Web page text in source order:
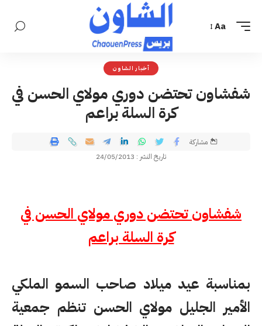
Aa
أخبار الشاون
شفشاون تحتضن دوري مولاي الحسن في
كرة السلة براعم
تاريخ النشر : 24/05/2013
مشاركة
شفشاون تحتضن دوري مولاي الحسن في
كرة السلة براعم
بمناسبة عيد ميلاد صاحب السمو الملكي
الأمير الجليل مولاي الحسن تنظم جمعية